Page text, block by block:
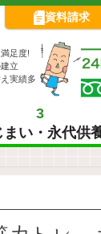
資料請求
足度!
立
実績多
3
まい・永代供